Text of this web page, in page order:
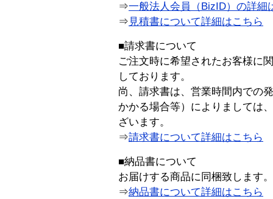
⇒一般法人会員（BizID）の詳細
⇒ 見積書について詳細はこちら
■請求書について
ご注文時に希望されたお客様に
しております。
尚、請求書は、営業時間内での
かかる場合等）によりましては
ざいます。
⇒請求書について詳細はこちら
■納品書について
お届けする商品に同梱致します。
⇒納品書について詳細はこちら